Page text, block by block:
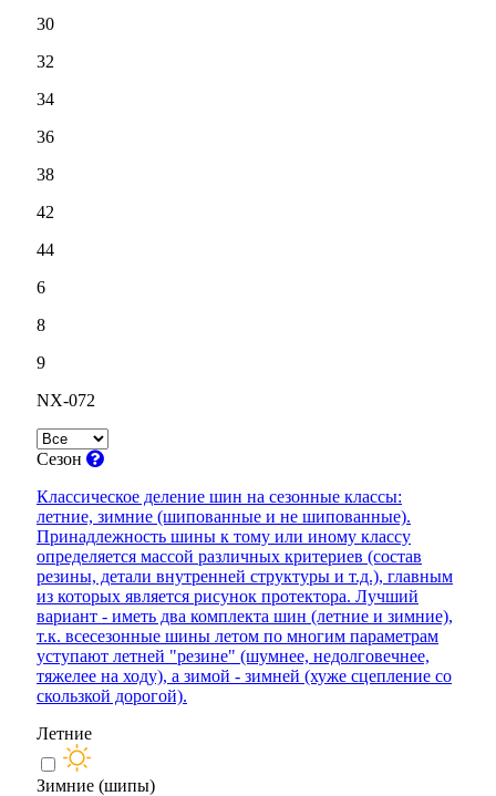
30
32
34
36
38
42
44
6
8
9
NX-072
Сезон
Классическое деление шин на сезонные классы:
летние, зимние (шипованные и не шипованные).
Принадлежность шины к тому или иному классу
определяется массой различных критериев (состав
резины, детали внутренней структуры и т.д.), главным
из которых является рисунок протектора. Лучший
вариант - иметь два комплекта шин (летние и зимние),
т.к. всесезонные шины летом по многим параметрам
уступают летней "резине" (шумнее, недолговечнее,
тяжелее на ходу), а зимой - зимней (хуже сцепление со
скользкой дорогой).
Летние
Зимние (шипы)